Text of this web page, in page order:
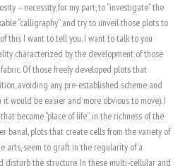
– necessity, for my part, to “investigate” the
“calligraphy” and try to unveil those plots to
this I want to tell you. I want to talk to you
characterized by the development of those
Of those freely developed plots that
avoiding any pre-established scheme and
would be easier and more obvious to move). I
become “place of life”, in the richness of the
banal, plots that create cells from the variety of
arts, seem to graft in the regularity of a
disturb the structure. In these multi-cellular and